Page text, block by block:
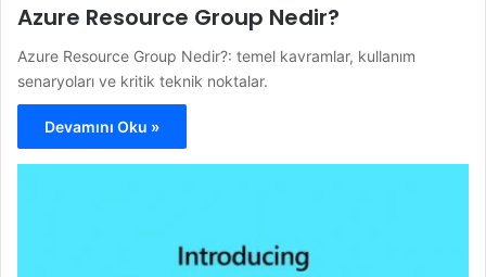
Azure Resource Group Nedir?
Azure Resource Group Nedir?: temel kavramlar, kullanım
senaryoları ve kritik teknik noktalar.
Devamını Oku »